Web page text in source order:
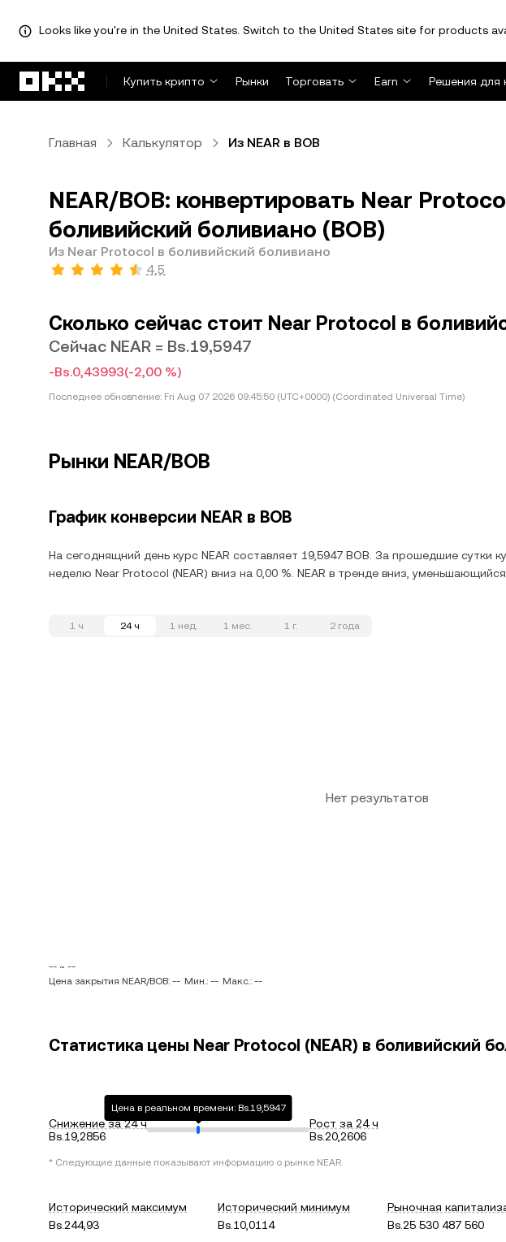
Looks like you're in the United States. Switch to the United States site for products
Купить крипто
Рынки Торговать Earn Решения для
Главная Калькулятор Из NEAR в BOB
NEAR/BOB: конвертировать Near
боливийский боливиано (BOB)
Из Near Protocol в боливийский боливиано
4,5
Сколько сейчас стоит Near Protocol в
Сейчас NEAR = Bs.19,5947
-Bs.0,43993(-2,00 %)
Последнее обновление: Fri Aug 07 2026 09:45:50 (UTC+0000) (Coordinated Universal Time)
Рынки NEAR/BOB
График конверсии NEAR в BOB
На сегоднящний день курс NEAR составляет 19,5947 BOB. За прошедшие сутки
неделю Near Protocol (NEAR) вниз на 0,00 %. NEAR в тренде вниз,
1 ч 24 ч 1 нед. 1 мес. 1 г. 2 года
Нет результатов
-- ~ --
Цена закрытия NEAR/BOB: -- Мин.: -- Макс.: --
Статистика цены Near Protocol (NEAR) в боливийский
Снижение за 24 ч
Bs.19,2856
Цена в реальном времени: Bs.19,5947
Рост за 24 ч
Bs.20,2606
* Следующие данные показывают информацию о рынке NEAR.
Исторический максимум
Bs.244,93
Исторический минимум
Bs.10,0114
Рыночная
Bs.25 530 487 560